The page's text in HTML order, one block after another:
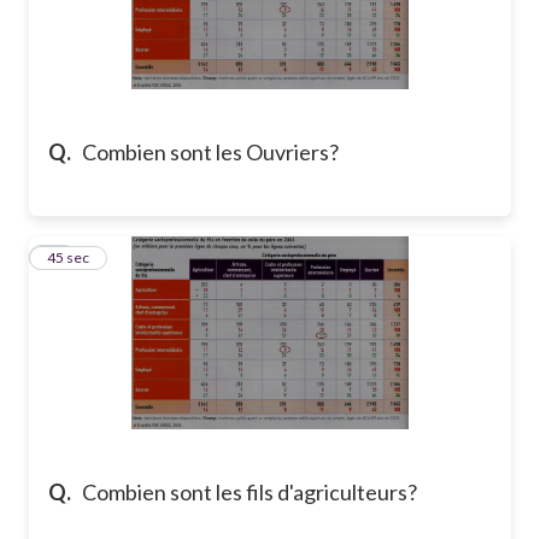
Q. Combien sont les Ouvriers?
Q. Combien sont les fils d'agriculteurs?
12
45 sec